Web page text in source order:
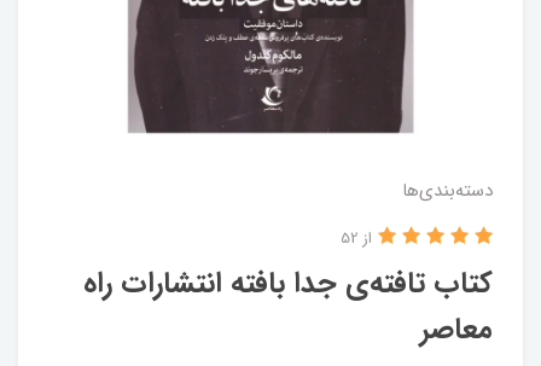
دسته‌بندی‌ها
کتاب تافته‌ی‌ جدا بافته انتشارات راه‌
معاصر
از 52